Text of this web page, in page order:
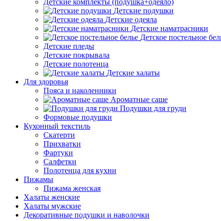
Детские комплекты (подушка+одеяло)
Детские подушки
Детские одеяла
Детские наматрасники
Детское постельное
Детские пледы
Детские покрывала
Детские полотенца
Детские халаты
Для здоровья
Пояса и наколенники
Ароматные саше
Подушки для груди
Формовые подушки
Кухонный текстиль
Скатерти
Прихватки
Фартуки
Салфетки
Полотенца для кухни
Пижамы
Пижама женская
Халаты женские
Халаты мужские
Декоративные подушки и наволочки